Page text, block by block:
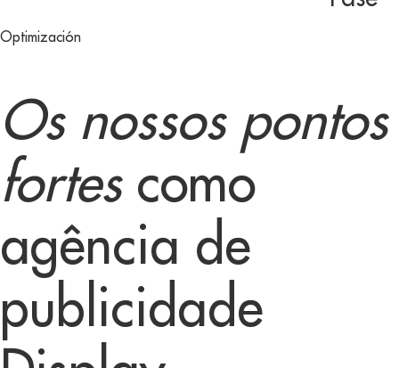
Optimización
Os nossos pontos
fortescomo
agência de
publicidade